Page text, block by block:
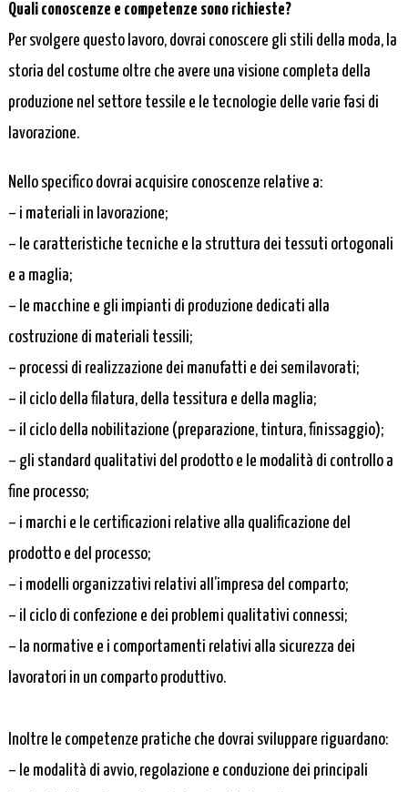
Quali conoscenze e competenze sono richieste?
Per svolgere questo lavoro, dovrai conoscere gli stili della moda, la
storia del costume oltre che avere una visione completa della
produzione nel settore tessile e le tecnologie delle varie fasi di
lavorazione.
Nello specifico dovrai acquisire conoscenze relative a:
– i materiali in lavorazione;
– le caratteristiche tecniche e la struttura dei tessuti ortogonali
e a maglia;
– le macchine e gli impianti di produzione dedicati alla
costruzione di materiali tessili;
– processi di realizzazione dei manufatti e dei semilavorati;
– il ciclo della filatura, della tessitura e della maglia;
– il ciclo della nobilitazione (preparazione, tintura, finissaggio);
– gli standard qualitativi del prodotto e le modalità di controllo a
fine processo;
– i marchi e le certificazioni relative alla qualificazione del
prodotto e del processo;
– i modelli organizzativi relativi all’impresa del comparto;
– il ciclo di confezione e dei problemi qualitativi connessi;
– la normative e i comportamenti relativi alla sicurezza dei
lavoratori in un comparto produttivo.
Inoltre le competenze pratiche che dovrai sviluppare riguardano:
– le modalità di avvio, regolazione e conduzione dei principali